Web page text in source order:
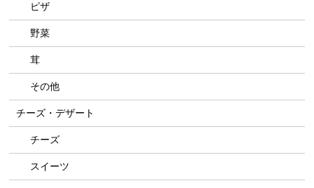
ピザ
野菜
茸
その他
チーズ・デザート
チーズ
スイーツ